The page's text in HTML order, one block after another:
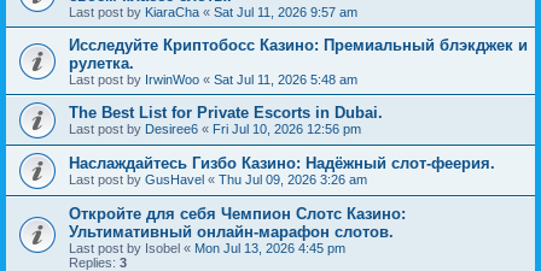
Last post by KiaraCha « Sat Jul 11, 2026 9:57 am
Исследуйте Криптобосс Казино: Премиальный блэкджек и
рулетка.
Last post by IrwinWoo « Sat Jul 11, 2026 5:48 am
The Best List for Private Escorts in Dubai.
Last post by Desiree6 « Fri Jul 10, 2026 12:56 pm
Наслаждайтесь Гизбо Казино: Надёжный слот-феерия.
Last post by GusHavel « Thu Jul 09, 2026 3:26 am
Откройте для себя Чемпион Слотс Казино:
Ультимативный онлайн-марафон слотов.
Last post by Isobel « Mon Jul 13, 2026 4:45 pm
Replies: 3